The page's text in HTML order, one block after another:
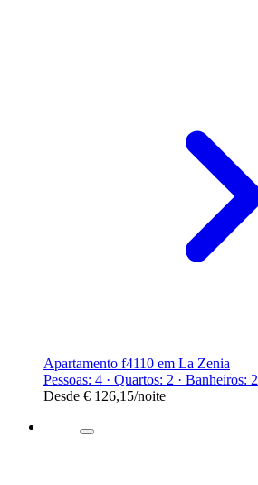
Apartamento f4110 em La Zenia
Pessoas: 4 · Quartos: 2 · Banheiros: 2
Desde € 126,15/noite